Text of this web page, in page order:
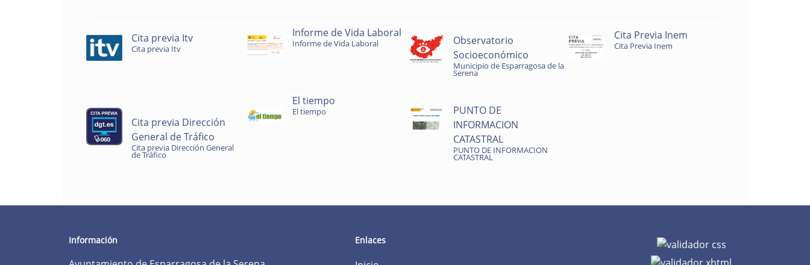
Cita previa Itv
Cita previa Itv
Informe de Vida Laboral
Informe de Vida Laboral
Observatorio
Socioeconómico
Municipio de Esparragosa de la
Serena
Cita Previa Inem
Cita Previa Inem
Cita previa Dirección
General de Tráfico
Cita previa Dirección General
de Tráfico
El tiempo
El tiempo
PUNTO DE
INFORMACION
CATASTRAL
PUNTO DE INFORMACION
CATASTRAL
Información Enlaces